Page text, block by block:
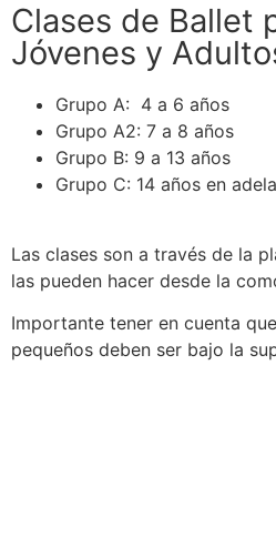
Clases de Ballet
Jóvenes y
Grupo A: 4 a 6 años
Grupo A2: 7 a 8 años
Grupo B: 9 a 13 años
Grupo C: 14 años en
Las clases son a través de la
las pueden hacer desde la
Importante tener en cuenta
pequeños deben ser bajo la